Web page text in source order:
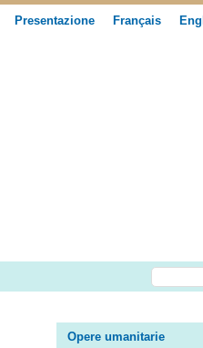
Français
Presentazione
Opere umanitarie